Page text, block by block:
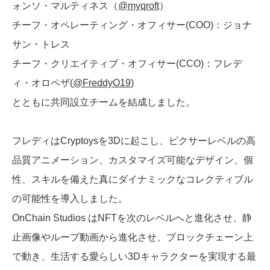
ォンソ・マルティネス（@myqroft）
チーフ・オペレーティング・オフィサー(COO)：ジョナ
サン・トレス
チーフ・クリエイティブ・オフィサー(CCO)：フレデ
ィ・オロペザ(@FreddyO19)
とともに共同設立チームを結成しました。
フレディはCryptoysを3Dに起こし、ピクサーレベルの高
品質アニメーション、カスタマイズ可能なデザイン、個
性、スキルを備えた真にダイナミックなコレクティブル
の可能性を導入しました。
OnChain Studios はNFTを次のレベルへと進化させ、静
止画像やループ動画から進化させ、ブロックチェーン上
で動き、生活する愛らしい3Dキャラクターを実現する最